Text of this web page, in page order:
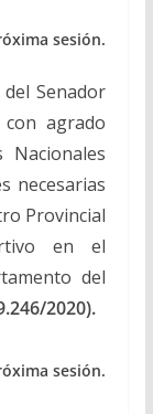
sesión.
Senador
agrado
Nacionales
necesarias
Provincial
en el
del
2020).
sesión.